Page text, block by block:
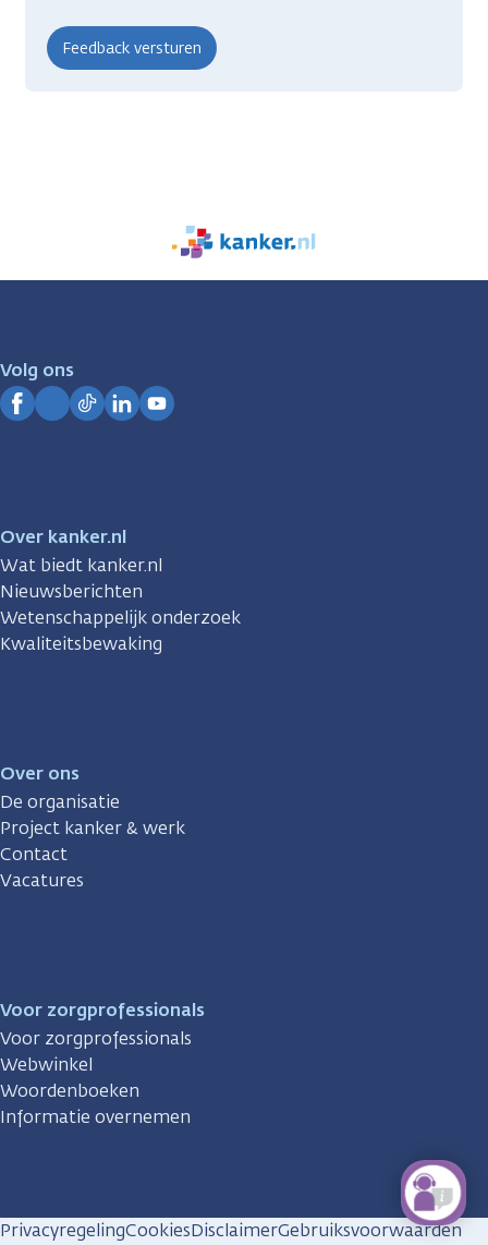
We
zijn
Volg ons
Over kanker.nl
Wat biedt kanker.nl
Nieuwsberichten
Wetenschappelijk onderzoek
Kwaliteitsbewaking
Over ons
De organisatie
Project kanker & werk
Contact
Vacatures
Voor zorgprofessionals
Voor zorgprofessionals
Webwinkel
Woordenboeken
Informatie overnemen
PrivacyregelingCookiesDisclaimerGebruiksvoorwaarden